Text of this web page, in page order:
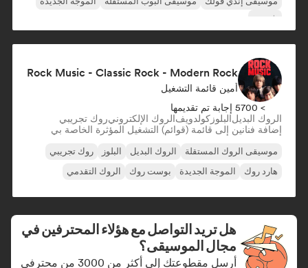
شوجيز
Rock Music - Classic Rock - Modern Rock
أمين قائمة التشغيل
> 5700 إجابة تم تقديمها
الروك البديلالبلوز كولدويفالروك الإلكترونيروك تجريبي
إضافة فنانين إلى قائمة (قوائم) التشغيل المؤثرة الخاصة بي
موسيقى الروك المستقلة الروك البديل البلوز
روك تجريبي
هارد روك
الموجة الجديدة بوست روك الروك التقدمي
هل تريد التواصل مع هؤلاء المحترفين في
مجال الموسيقى؟
أرسل مقطوعتك إلى أكثر من 3000 من محترفي